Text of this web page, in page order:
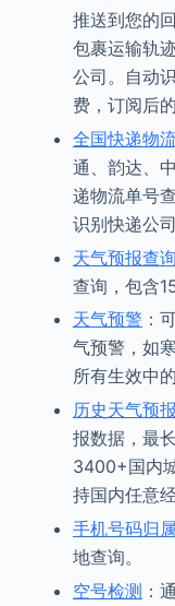
推送到您的
包裹运输轨
公司。自动
费，订阅后
全国快递物
通、韵达、
递物流单号
识别快递公司
天气预报查询
查询，包含
天气预警 ：
气预警，如
所有生效中
历史天气预报
报数据，最
3400+国内
持国内任意
手机号码归
地查询。
空号检测 ：